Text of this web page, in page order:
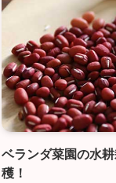
ベランダ菜園の水
穫！